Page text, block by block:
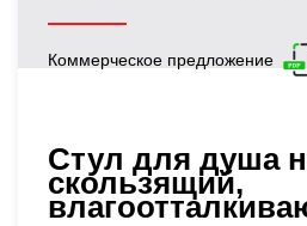
Коммерческое предложение
Стул для душа
скользящий,